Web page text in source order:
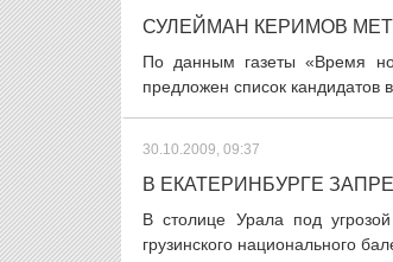
СУЛЕЙМАН КЕРИМОВ
По данным газеты «Время
предложен список кандидатов
30.10.2009, 09:37
В ЕКАТЕРИНБУРГЕ
В столице Урала под
грузинского национального